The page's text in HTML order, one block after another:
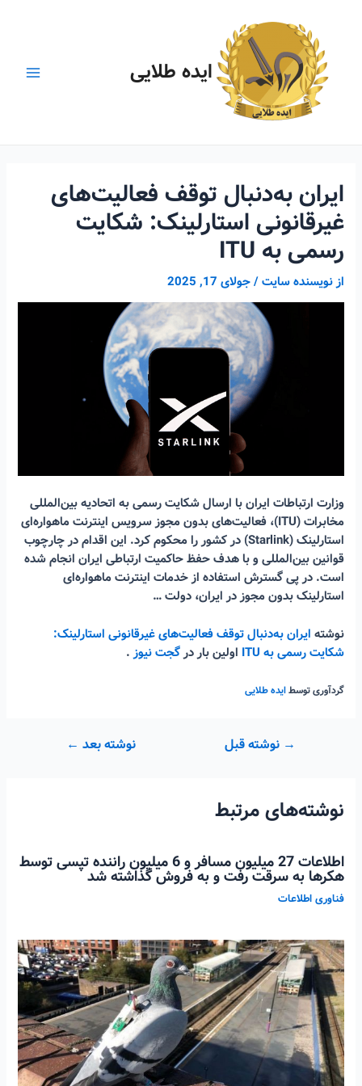
ایده طلایی
ایران به‌دنبال توقف فعالیت‌های
غیرقانونی استارلینک: شکایت
رسمی به ITU
ازنویسنده سایت/جولای 17, 2025
وزارت ارتباطات ایران با ارسال شکایت رسمی به اتحادیه بین‌المللی
مخابرات (ITU)، فعالیت‌های بدون مجوز سرویس اینترنت ماهواره‌ای
استارلینک (Starlink) در کشور را محکوم کرد. این اقدام در چارچوب
قوانین بین‌المللی و با هدف حفظ حاکمیت ارتباطی ایران انجام شده
است. در پی گسترش استفاده از خدمات اینترنت ماهواره‌ای
استارلینک بدون مجوز در ایران، دولت …
نوشته ایران به‌دنبال توقف فعالیت‌های غیرقانونی استارلینک:
شکایت رسمی به ITU
اولین بار درگجت نیوز.
گردآوری توسطایده طلایی
راهبری
→ نوشته قبل نوشته بعد ←
نوشته‌های مرتبط
اطلاعات 27 میلیون مسافر و 6 میلیون راننده تپسی توسط
هکرها به سرقت رفت و به فروش گذاشته شد
فناوری اطلاعات